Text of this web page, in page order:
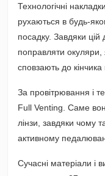
Технологічні
рухаються в будь-
посадку. Завдяки цій
поправляти окуляри,
сповзають до кінчика
За провітрювання і
Full Venting. Саме
лінзи, завдяки чому
активному
Сучасні матеріали і